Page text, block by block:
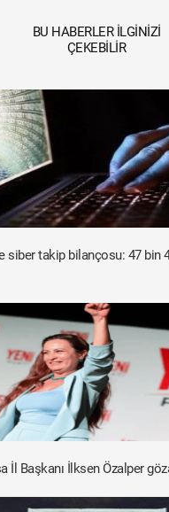
BU HABERLER İLGINIZI
ÇEKEBILIR
siber takip bilançosu: 47 bin
İl Başkanı İlksen Özalper